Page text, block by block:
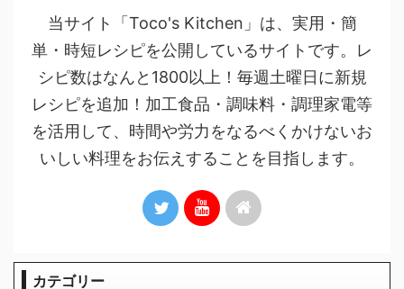
当サイト「Toco's Kitchen」は、実用・簡
単・時短レシピを公開しているサイトです。レ
シピ数はなんと1800以上！毎週土曜日に新規
レシピを追加！加工食品・調味料・調理家電等
を活用して、時間や労力をなるべくかけないお
いしい料理をお伝えすることを目指します。
カテゴリー